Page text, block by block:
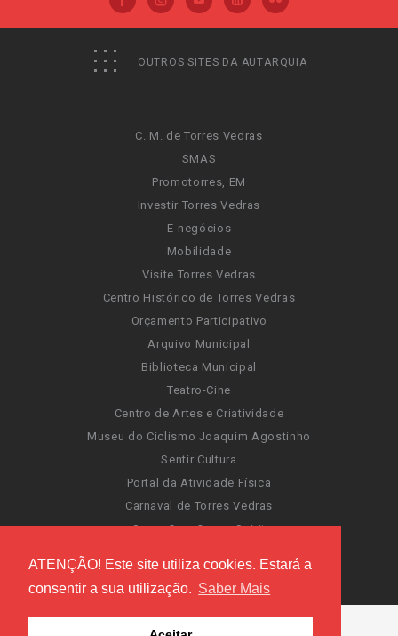
ATENÇÃO! Este site utiliza cookies. Estará a
consentir a sua utilização. Saber Mais
OUTROS SITES DA AUTARQUIA
C. M. de Torres Vedras
SMAS
Promotorres, EM
Investir Torres Vedras
E-negócios
Mobilidade
Visite Torres Vedras
Centro Histórico de Torres Vedras
Orçamento Participativo
Arquivo Municipal
Biblioteca Municipal
Teatro-Cine
Centro de Artes e Criatividade
Museu do Ciclismo Joaquim Agostinho
Sentir Cultura
Portal da Atividade Física
Carnaval de Torres Vedras
Santa Cruz Ocean Spirit